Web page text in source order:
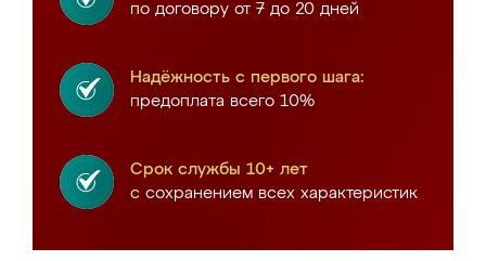
по договору от 7 до 20 дней
Надёжность с первого шага:
предоплата всего 10%
Срок службы 10+ лет
с сохранением всех характеристик